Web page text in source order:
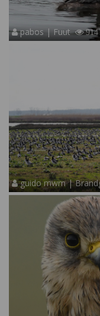
pabos | Fuut 914
guido mwm |